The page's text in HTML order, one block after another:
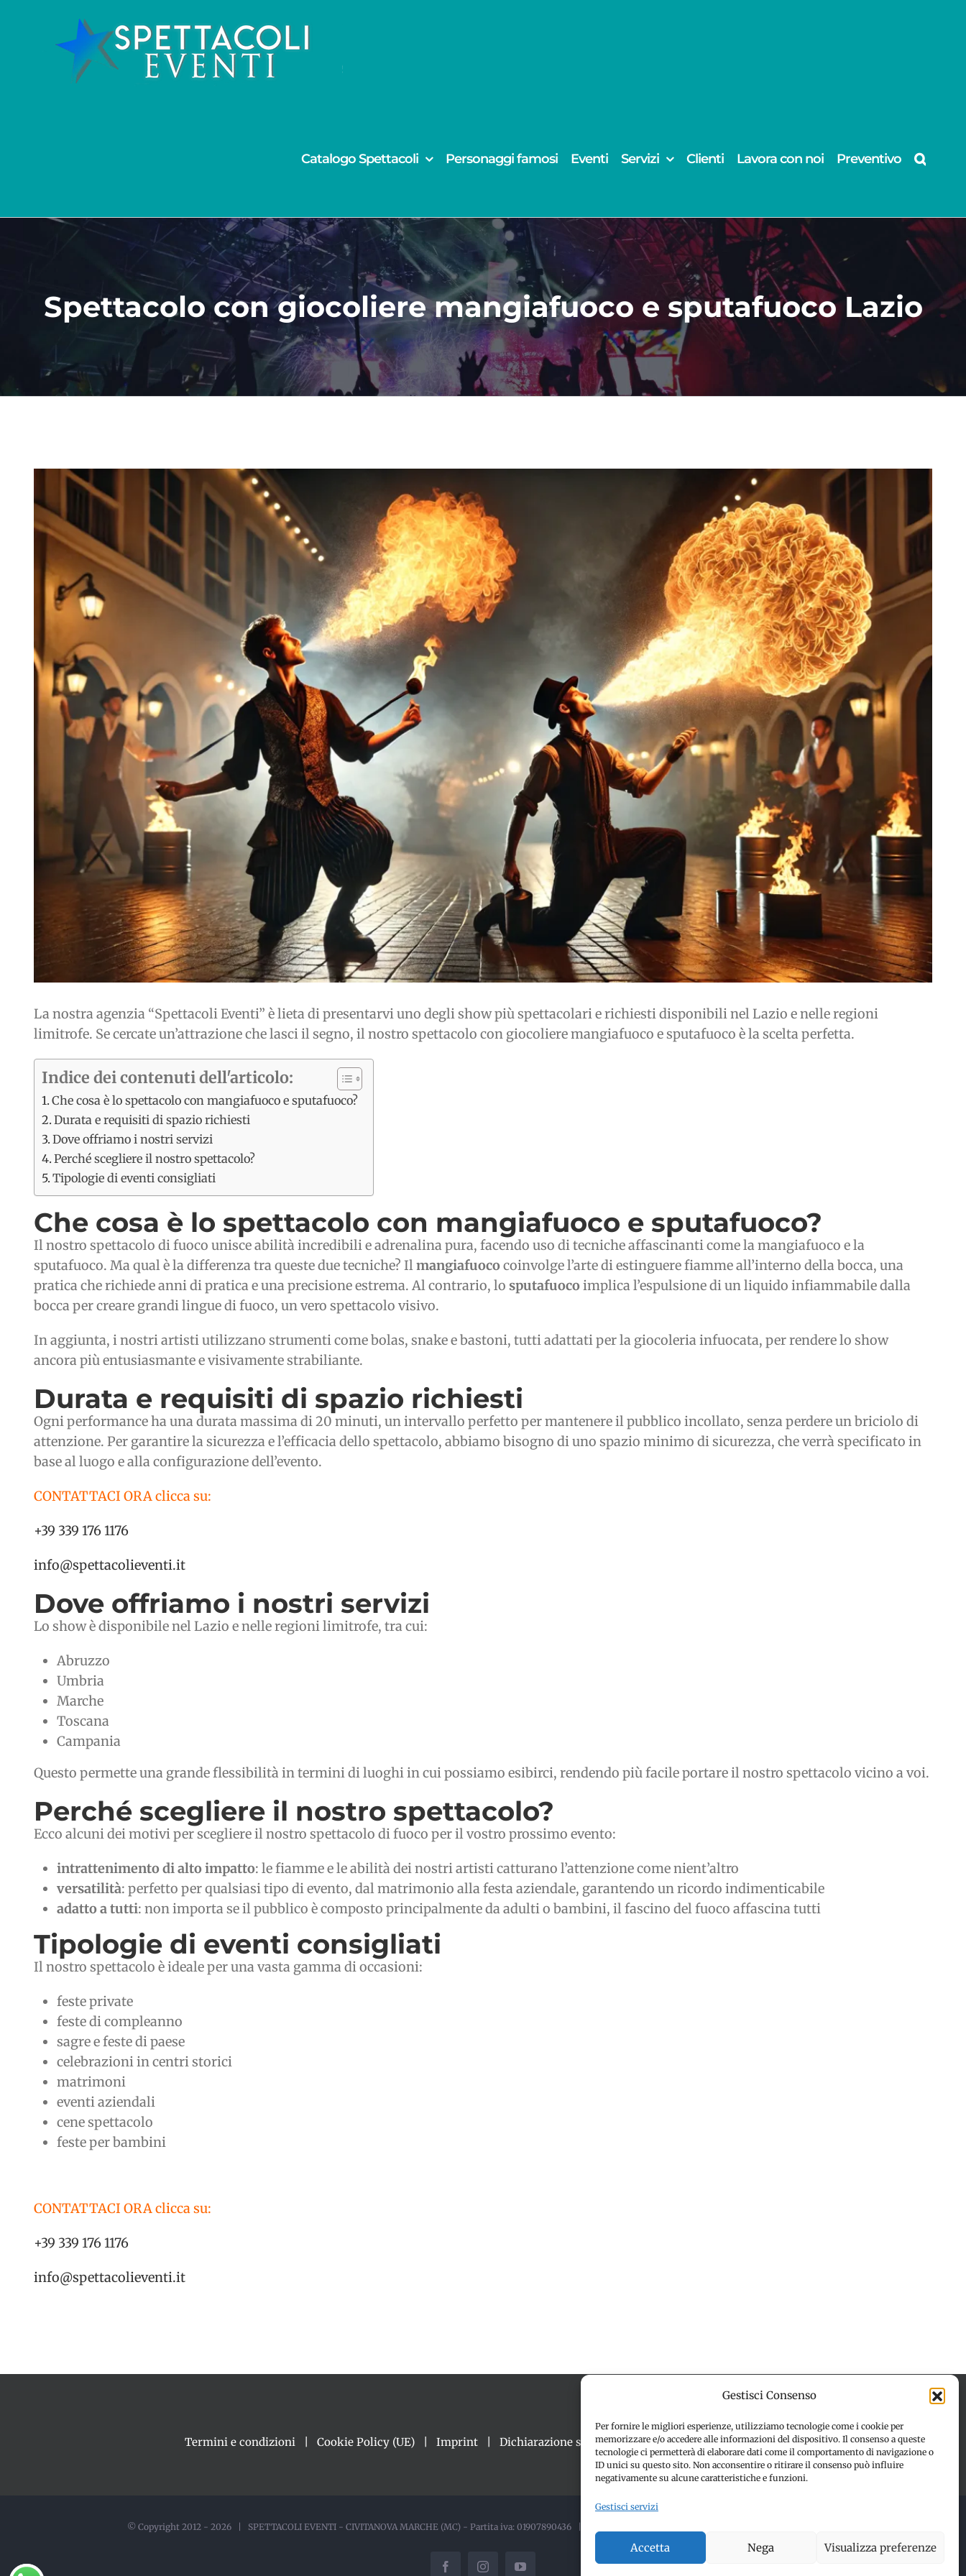
Gestisci Consenso
Per fornire le migliori esperienze, utilizziamo tecnologie come i cookie per
memorizzare e/o accedere alle informazioni del dispositivo. Il consenso a queste
tecnologie ci permetterà di elaborare dati come il comportamento di navigazione o
ID unici su questo sito. Non acconsentire o ritirare il consenso può influire
negativamente su alcune caratteristiche e funzioni.
Gestisci servizi
Accetta Nega Visualizza preferenze
contenuto
Catalogo Spettacoli Personaggi famosi Eventi Servizi Clienti Lavora con noi Preventivo
Spettacolo con giocoliere mangiafuoco e sputafuoco Lazio
Ingrandisci
immagine
La nostra agenzia “Spettacoli Eventi” è lieta di presentarvi uno degli show più spettacolari e richiesti disponibili nel Lazio e nelle regioni
limitrofe. Se cercate un’attrazione che lasci il segno, il nostro spettacolo con giocoliere mangiafuoco e sputafuoco è la scelta perfetta.
Indice dei contenuti dell'articolo:
Che cosa è lo spettacolo con mangiafuoco e sputafuoco?
Durata e requisiti di spazio richiesti
Dove offriamo i nostri servizi
Perché scegliere il nostro spettacolo?
Tipologie di eventi consigliati
Che cosa è lo spettacolo con mangiafuoco e sputafuoco?
Il nostro spettacolo di fuoco unisce abilità incredibili e adrenalina pura, facendo uso di tecniche affascinanti come la mangiafuoco e la
sputafuoco. Ma qual è la differenza tra queste due tecniche? Il mangiafuococoinvolge l’arte di estinguere fiamme all’interno della bocca, una
pratica che richiede anni di pratica e una precisione estrema. Al contrario, lo sputafuocoimplica l’espulsione di un liquido infiammabile dalla
bocca per creare grandi lingue di fuoco, un vero spettacolo visivo.
In aggiunta, i nostri artisti utilizzano strumenti come bolas, snake e bastoni, tutti adattati per la giocoleria infuocata, per rendere lo show
ancora più entusiasmante e visivamente strabiliante.
Durata e requisiti di spazio richiesti
Ogni performance ha una durata massima di 20 minuti, un intervallo perfetto per mantenere il pubblico incollato, senza perdere un briciolo di
attenzione. Per garantire la sicurezza e l’efficacia dello spettacolo, abbiamo bisogno di uno spazio minimo di sicurezza, che verrà specificato in
base al luogo e alla configurazione dell’evento.
CONTATTACI ORA clicca su:
+39 339 176 1176
info@spettacolieventi.it
Dove offriamo i nostri servizi
Lo show è disponibile nel Lazio e nelle regioni limitrofe, tra cui:
Abruzzo
Umbria
Marche
Toscana
Campania
Questo permette una grande flessibilità in termini di luoghi in cui possiamo esibirci, rendendo più facile portare il nostro spettacolo vicino a voi.
Perché scegliere il nostro spettacolo?
Ecco alcuni dei motivi per scegliere il nostro spettacolo di fuoco per il vostro prossimo evento:
intrattenimento di alto impatto: le fiamme e le abilità dei nostri artisti catturano l’attenzione come nient’altro
versatilità: perfetto per qualsiasi tipo di evento, dal matrimonio alla festa aziendale, garantendo un ricordo indimenticabile
adatto a tutti: non importa se il pubblico è composto principalmente da adulti o bambini, il fascino del fuoco affascina tutti
Tipologie di eventi consigliati
Il nostro spettacolo è ideale per una vasta gamma di occasioni:
feste private
feste di compleanno
sagre e feste di paese
celebrazioni in centri storici
matrimoni
eventi aziendali
cene spettacolo
feste per bambini
CONTATTACI ORA clicca su:
+39 339 176 1176
info@spettacolieventi.it
Termini e condizioni Cookie Policy (UE) Imprint Dichiarazione sulla Privacy (UE) Disconoscimento
© Copyright 2012 - 2026 | SPETTACOLI EVENTI - CIVITANOVA MARCHE (MC) - Partita iva: 01907890436 | ALL RIGHTS RESERVED | Made with ❤️ by
FacebookInstagramYouTube